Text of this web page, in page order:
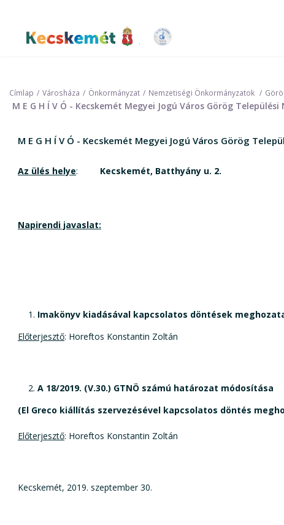
tartalomra
Kecskemét Város Honlapja
Címlap Városháza Önkormányzat Nemzetiségi Önkormányzatok
M E G H Í V Ó - Kecskemét Megyei Jogú Város Görög
M E G H Í V Ó - Kecskemét Megyei Jogú Város Görög
Az ülés helye: Kecskemét, Batthyány u. 2.
Napirendi javaslat:
Imakönyv kiadásával kapcsolatos döntések
Előterjesztő: Horeftos Konstantin Zoltán
A 18/2019. (V.30.) GTNÖ számú határozat módosítása
(El Greco kiállítás szervezésével kapcsolatos döntés
Előterjesztő: Horeftos Konstantin Zoltán
Kecskemét, 2019. szeptember 30.